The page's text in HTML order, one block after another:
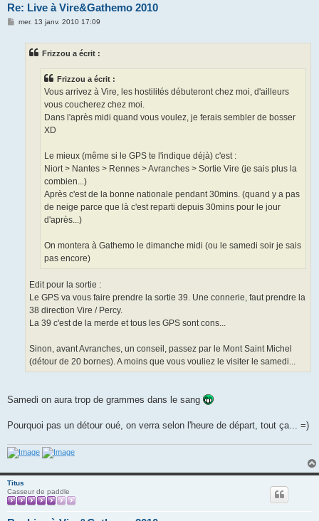
Re: Live à Vire&Gathemo 2010
Mmer. 13 janv. 2010 17:09
Frizzou a écrit :
Frizzou a écrit :
Vous arrivez à Vire, les hostilités débuteront chez moi, d'ailleurs
vous coucherez chez moi.
Dans l'après midi quand vous voulez, je ferais sembler de bosser
XD
Le mieux (même si le GPS te l'indique déjà) c'est :
Niort > Nantes > Rennes > Avranches > Sortie Vire (je sais plus la
combien...)
Après c'est de la bonne nationale pendant 30mins. (quand y a pas
de neige parce que là c'est reparti depuis 30mins pour le jour
d'après...)
On montera à Gathemo le dimanche midi (ou le samedi soir je sais
pas encore)
Edit pour la sortie :
Le GPS va vous faire prendre la sortie 39. Une connerie, faut prendre la
38 direction Vire / Percy.
La 39 c'est de la merde et tous les GPS sont cons...
Sinon, avant Avranches, un conseil, passez par le Mont Saint Michel
(détour de 20 bornes). A moins que vous vouliez le visiter le samedi...
Samedi on aura trop de grammes dans le sang
Pourquoi pas un détour oué, on verra selon l'heure de départ, tout ça... =)
Titus
Casseur de paddle